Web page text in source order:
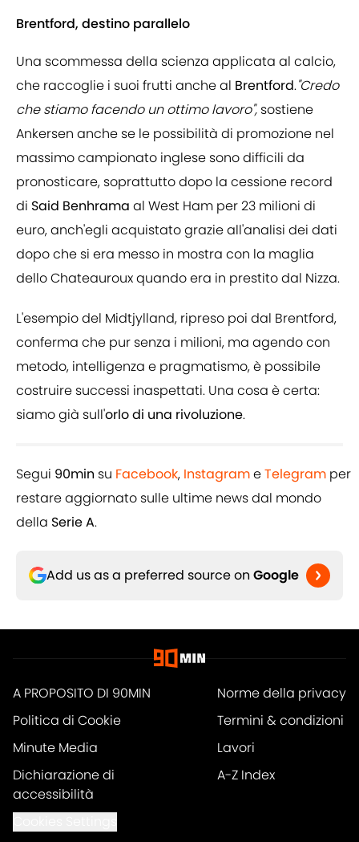
Brentford, destino parallelo
Una scommessa della scienza applicata al calcio,
che raccoglie i suoi frutti anche al Brentford."Credo
che stiamo facendo un ottimo lavoro", sostiene
Ankersen anche se le possibilità di promozione nel
massimo campionato inglese sono difficili da
pronosticare, soprattutto dopo la cessione record
di Said Benhrama al West Ham per 23 milioni di
euro, anch'egli acquistato grazie all'analisi dei dati
dopo che si era messo in mostra con la maglia
dello Chateauroux quando era in prestito dal Nizza.
L'esempio del Midtjylland, ripreso poi dal Brentford,
conferma che pur senza i milioni, ma agendo con
metodo, intelligenza e pragmatismo, è possibile
costruire successi inaspettati. Una cosa è certa:
siamo già sull'orlo di una rivoluzione.
Segui 90min su Facebook, InstagrameTelegram per
restare aggiornato sulle ultime news dal mondo
della Serie A.
Add us as a preferred source on Google
A PROPOSITO DI 90MIN
Norme della privacy
Politica di Cookie
Termini & condizioni
Minute Media
Lavori
Dichiarazione di
accessibilità
A-Z Index